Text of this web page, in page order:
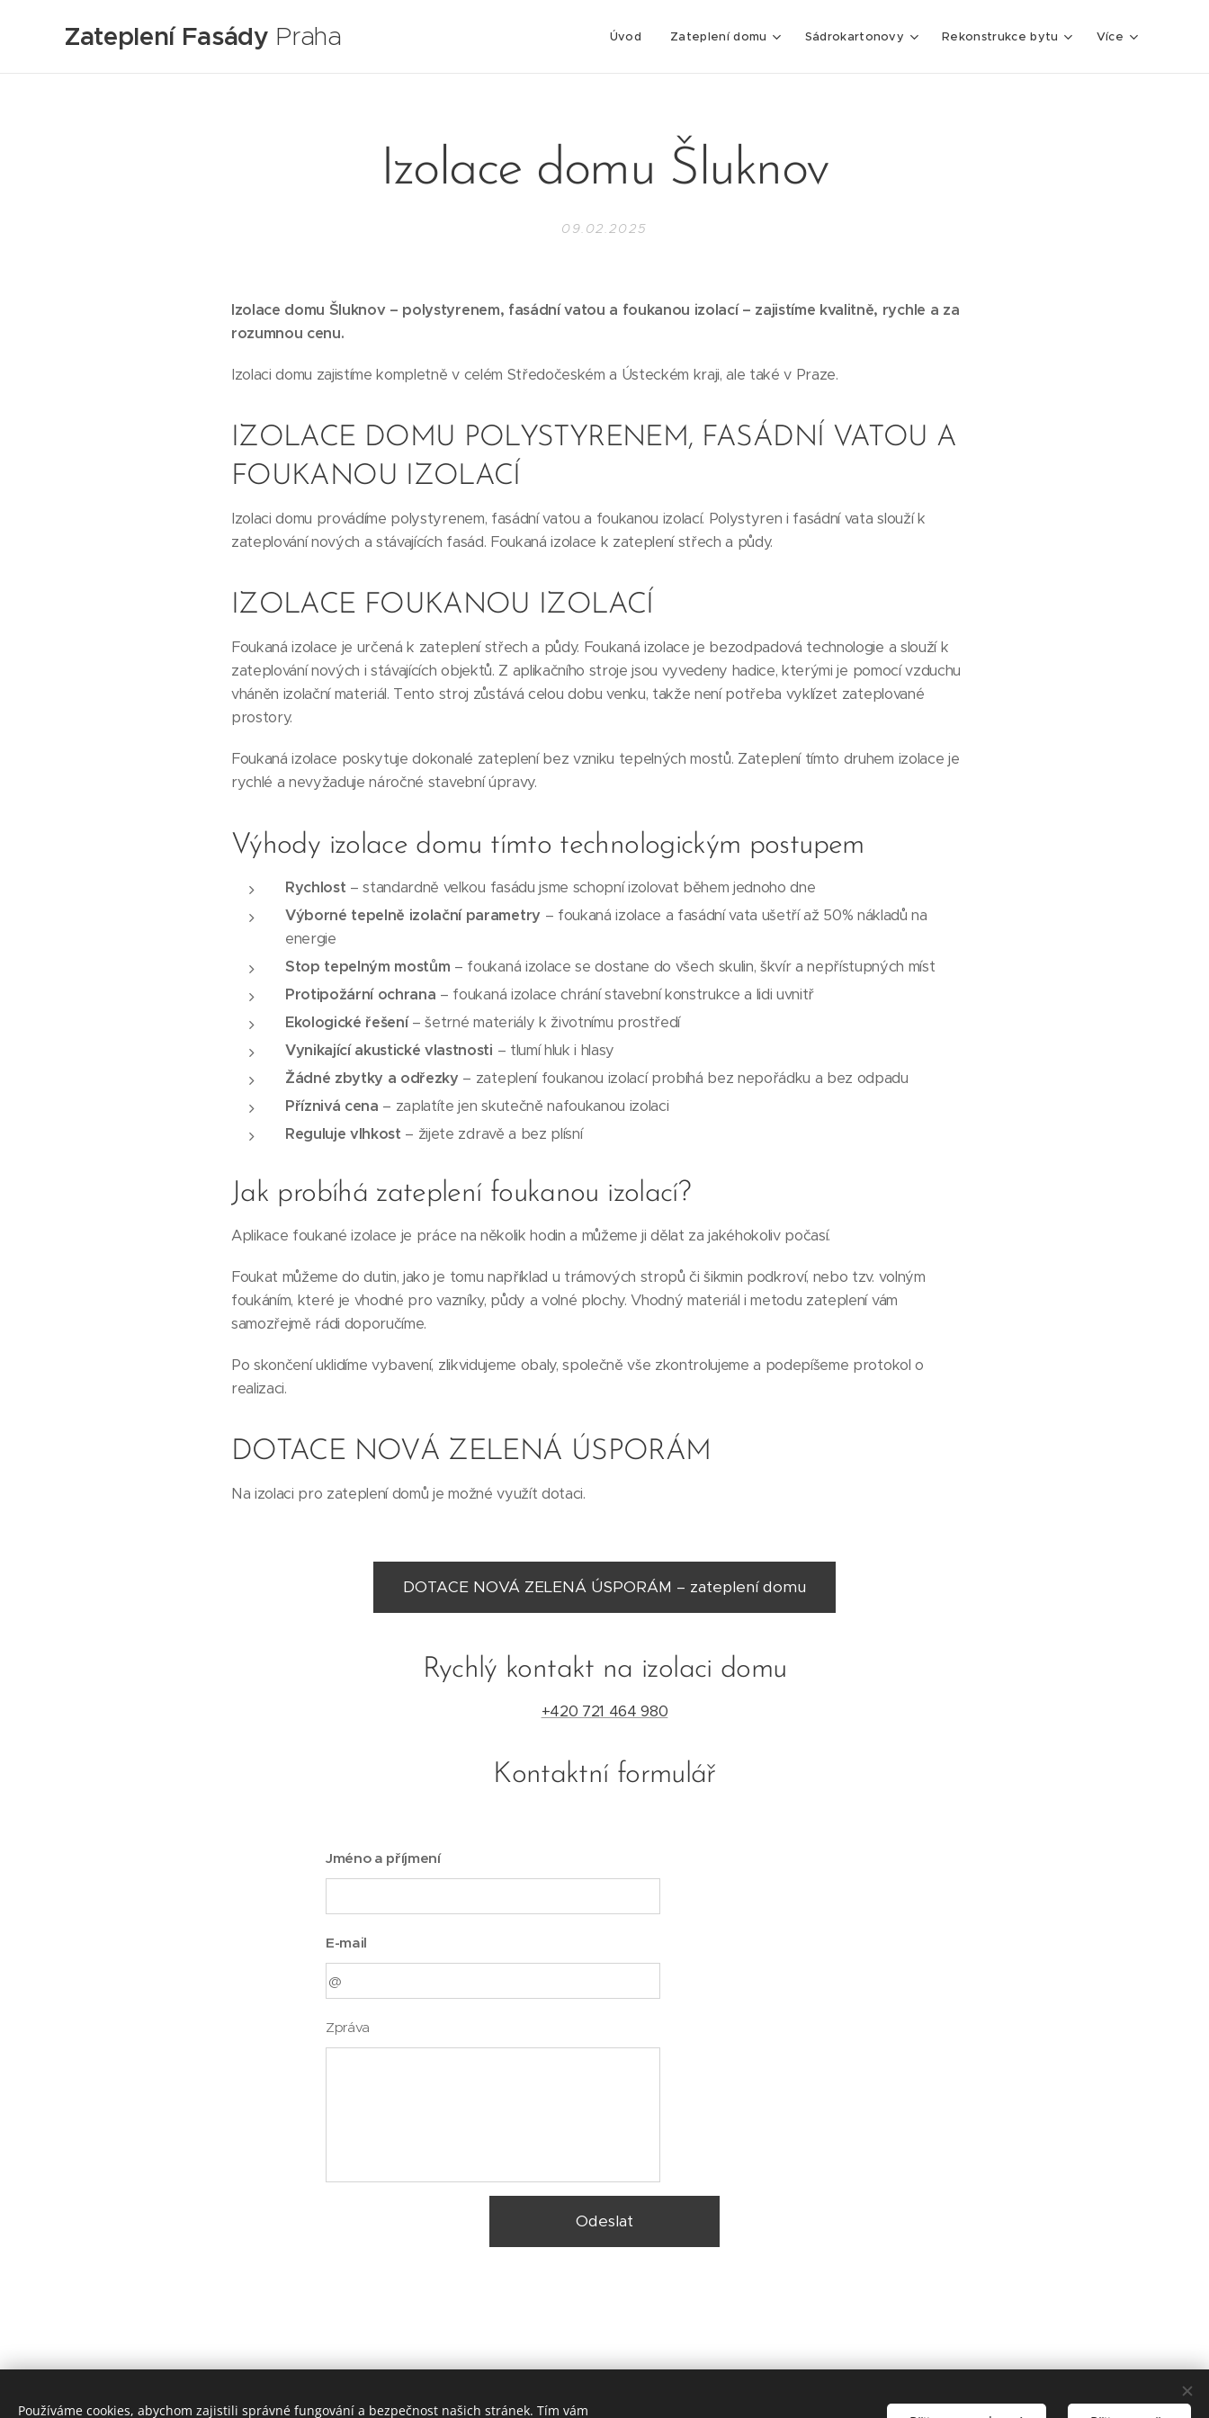
Zateplení Fasády Praha Úvod Zateplení domu Sádrokartonovy Rekonstrukce bytu Více
Izolace domu Šluknov
09.02.2025
Izolace domu Šluknov – polystyrenem, fasádní vatou a foukanou izolací – zajistíme kvalitně, rychle a za
rozumnou cenu.
Izolaci domu zajistíme kompletně v celém Středočeském a Ústeckém kraji, ale také v Praze.
IZOLACE DOMU POLYSTYRENEM, FASÁDNÍ VATOU A
FOUKANOU IZOLACÍ
Izolaci domu provádíme polystyrenem, fasádní vatou a foukanou izolací. Polystyren i fasádní vata slouží k
zateplování nových a stávajících fasád. Foukaná izolace k zateplení střech a půdy.
IZOLACE FOUKANOU IZOLACÍ
Foukaná izolace je určená k zateplení střech a půdy. Foukaná izolace je bezodpadová technologie a slouží k
zateplování nových i stávajících objektů. Z aplikačního stroje jsou vyvedeny hadice, kterými je pomocí vzduchu
vháněn izolační materiál. Tento stroj zůstává celou dobu venku, takže není potřeba vyklízet zateplované
prostory.
Foukaná izolace poskytuje dokonalé zateplení bez vzniku tepelných mostů. Zateplení tímto druhem izolace je
rychlé a nevyžaduje náročné stavební úpravy.
Výhody izolace domu tímto technologickým postupem
Rychlost – standardně velkou fasádu jsme schopní izolovat během jednoho dne
Výborné tepelně izolační parametry – foukaná izolace a fasádní vata ušetří až 50% nákladů na
energie
Stop tepelným mostům – foukaná izolace se dostane do všech skulin, škvír a nepřístupných míst
Protipožární ochrana – foukaná izolace chrání stavební konstrukce a lidi uvnitř
Ekologické řešení– šetrné materiály k životnímu prostředí
Vynikající akustické vlastnosti – tlumí hluk i hlasy
Žádné zbytky a odřezky – zateplení foukanou izolací probíhá bez nepořádku a bez odpadu
Příznivá cena – zaplatíte jen skutečně nafoukanou izolaci
Reguluje vlhkost – žijete zdravě a bez plísní
Jak probíhá zateplení foukanou izolací?
Aplikace foukané izolace je práce na několik hodin a můžeme ji dělat za jakéhokoliv počasí.
Foukat můžeme do dutin, jako je tomu například u trámových stropů či šikmin podkroví, nebo tzv. volným
foukáním, které je vhodné pro vazníky, půdy a volné plochy. Vhodný materiál i metodu zateplení vám
samozřejmě rádi doporučíme.
Po skončení uklidíme vybavení, zlikvidujeme obaly, společně vše zkontrolujeme a podepíšeme protokol o
realizaci.
DOTACE NOVÁ ZELENÁ ÚSPORÁM
Na izolaci pro zateplení domů je možné využít dotaci.
DOTACE NOVÁ ZELENÁ ÚSPORÁM – zateplení domu
Rychlý kontakt na izolaci domu
+420 721 464 980
Kontaktní formulář
Jméno a příjmení
E-mail
Zpráva
Odeslat
Používáme cookies, abychom zajistili správné fungování a bezpečnost našich stránek. Tím vám